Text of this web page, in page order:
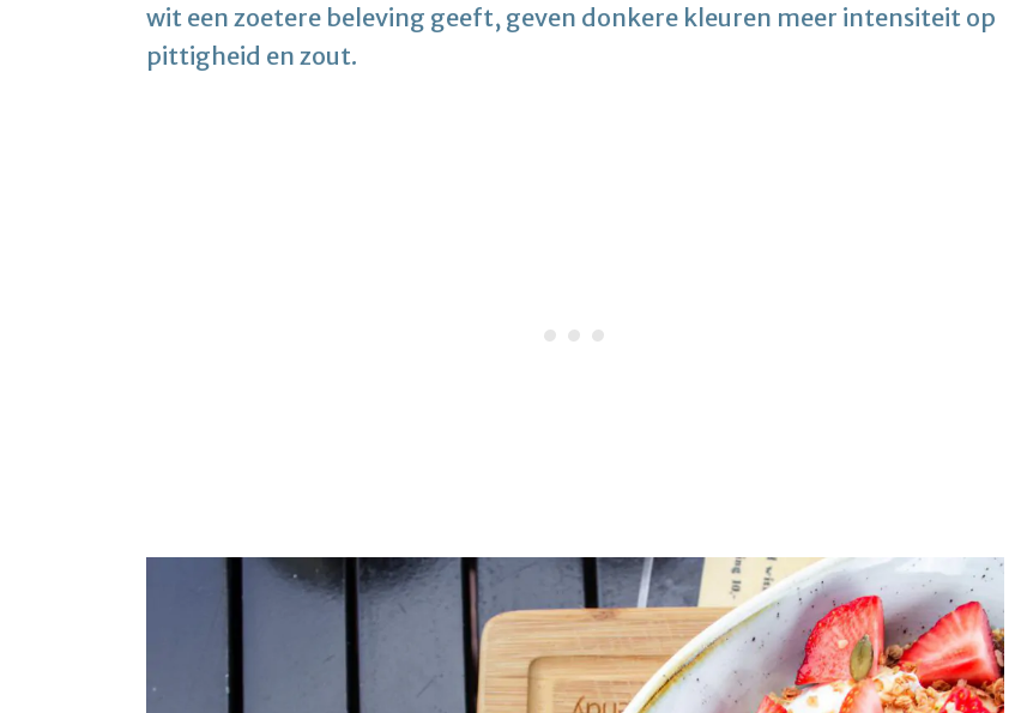
wit een zoetere beleving geeft, geven donkere kleuren meer intensiteit op
pittigheid en zout.